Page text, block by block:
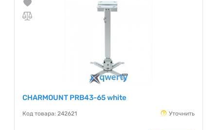
CHARMOUNT PRB43-65 white
Код товара: 242621 Уточнить